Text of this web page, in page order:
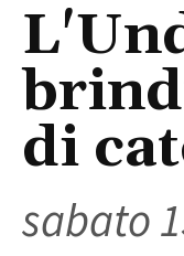
di
sabato